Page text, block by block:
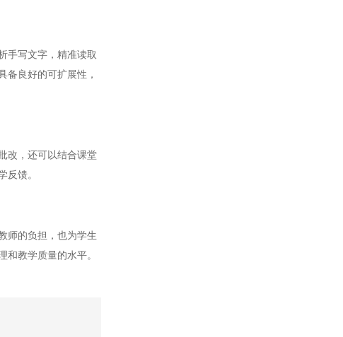
手写文字，精准读取
备良好的可扩展性，
改，还可以结合课堂
反馈。
师的负担，也为学生
教学质量的水平。